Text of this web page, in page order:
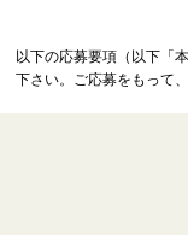
以下の応募要項（以下「
下さい。ご応募をもって